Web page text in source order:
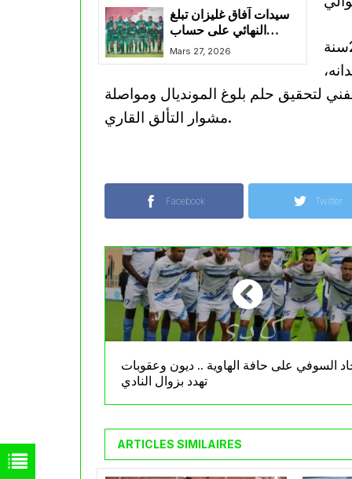
سيدات آفاق غليزان تبلغ
النهائي على حساب
فوتبال الخروب
Mars 27, 2026
ويطمح المنتخب الجزائري للسيظات اقل من 20سنة
لتحقيق حلم بلوغ المونديال ومواصلة
مشوار التألق القاري.
Facebook Twitter
السوفي على حافة الهاوية .. ديون وعقوبات
تهدد بزوال النادي
ARTICLES SIMILAIRES